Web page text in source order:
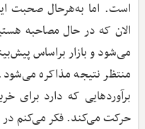
است. اما به‌هرحال صحبت
الان که در حال مصاحبه
می‌شود و بازار براساس
منتظر نتیجه مذاکره
برآوردهایی که دارد برای